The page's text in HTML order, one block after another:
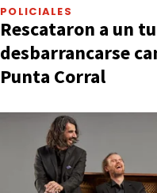
POLICIALES
Rescataron a un
desbarrancarse
Punta Corral